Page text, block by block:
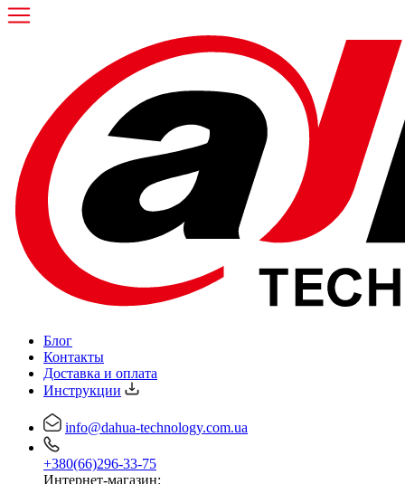
Блог
Контакты
Доставка и оплата
Инструкции
info@dahua-technology.com.ua
+380(66)296-33-75
Интернет-магазин: